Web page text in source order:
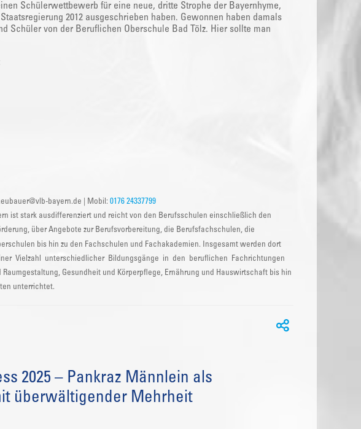
Schülerwettbewerb für eine neue, dritte Strophe der Bayernhyme,
2012 ausgeschrieben haben. Gewonnen haben damals
Schüler von der Beruflichen Oberschule Bad Tölz. Hier sollte man
bayern.de | Mobil: 0176 24337799
ist stark ausdifferenziert und reicht von den Berufsschulen einschließlich den
über Angebote zur Berufsvorbereitung, die Berufsfachschulen, die
bis hin zu den Fachschulen und Fachakademien. Insgesamt werden dort
Vielzahl unterschiedlicher Bildungsgänge in den beruflichen Fachrichtungen
Gesundheit und Körperpflege, Ernährung und Hauswirtschaft bis hin
unterrichtet.
2025 – Pankraz Männlein als
überwältigender Mehrheit